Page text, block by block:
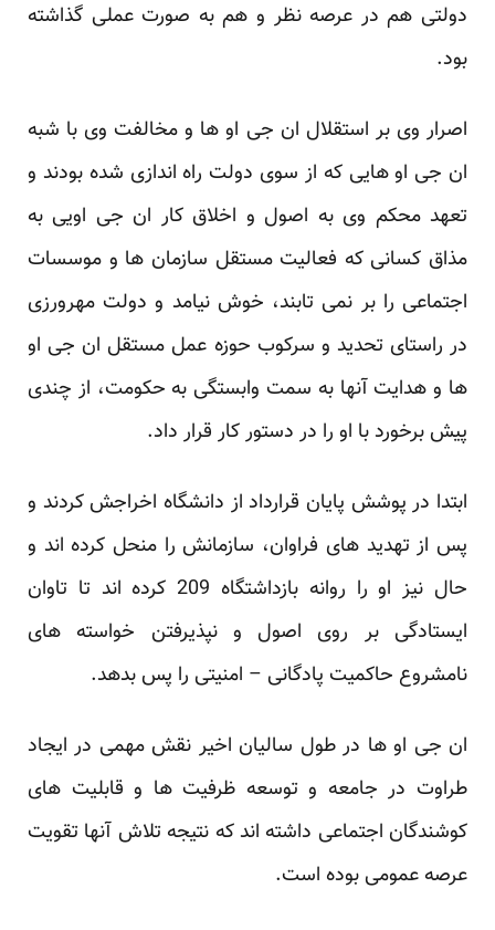
دولتی هم در عرصه نظر و هم به صورت عملی ‏گذاشته
بود. ‏
اصرار وی بر استقلال ان جی او ها و مخالفت وی با شبه
ان جی او هایی که از سوی دولت راه اندازی شده بودند ‏و
تعهد محکم وی به اصول و اخلاق کار ان جی اویی به
مذاق کسانی که فعالیت مستقل سازمان ها و موسسات
‏اجتماعی را بر نمی تابند، خوش نیامد و دولت مهرورزی
در راستای تحدید و سرکوب حوزه عمل مستقل ان جی ‏او
ها و هدایت آنها به سمت وابستگی به حکومت، از چندی
پیش برخورد با او را در دستور کار قرار داد. ‏
ابتدا در پوشش پایان قرارداد از دانشگاه اخراجش کردند و
پس از تهدید های فراوان، سازمانش را منحل کرده اند ‏و
حال نیز او را روانه بازداشتگاه 209 کرده اند تا تاوان
ایستادگی بر روی اصول و نپذیرفتن خواسته های
‏نامشروع حاکمیت پادگانی – امنیتی را پس بدهد.‏
ان جی او ها در طول سالیان اخیر نقش مهمی در ایجاد
طراوت در جامعه و توسعه ظرفیت ها و قابلیت های
‏کوشندگان اجتماعی داشته اند که نتیجه تلاش آنها تقویت
عرصه عمومی بوده است. ‏